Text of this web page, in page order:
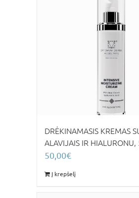
DRĖKINAMASIS KREMAS
ALAVIJAIS IR HIALURONU,
50,00€
Į krepšelį